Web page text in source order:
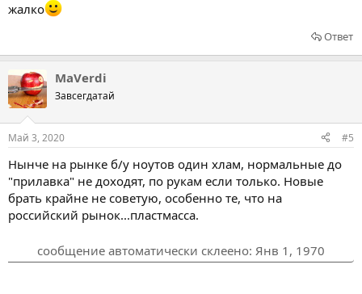
жалко
Ответ
MaVerdi
Завсегдатай
Май 3, 2020 #5
Нынче на рынке б/у ноутов один хлам, нормальные до
"прилавка" не доходят, по рукам если только. Новые
брать крайне не советую, особенно те, что на
российский рынок...пластмасса.
сообщение автоматически склеено: Янв 1, 1970